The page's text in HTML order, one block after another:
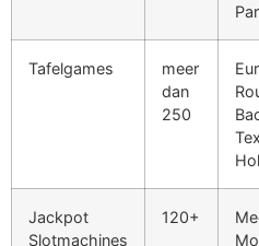
panel
Tafelgames
meer
dan
250
Jackpot
Slotmachines
120+